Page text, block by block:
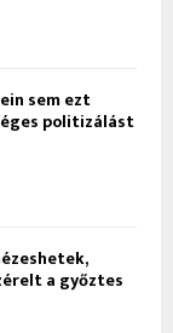
sem ezt
politizálást
a győztes